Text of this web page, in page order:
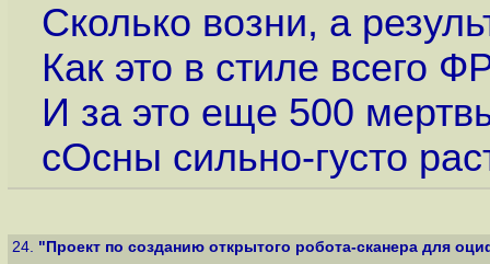
Сколько возни, а
Как это в стиле всего
И за это еще 500
сОсны сильно-густо
24. "Проект по созданию открытого робота-сканера для